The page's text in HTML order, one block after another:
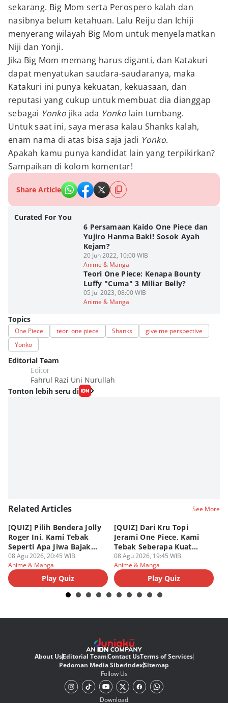
sekarang. Big Mom serta Perospero kalah dan
nasibnya belum ketahuan. Lalu Reiju dan Ichiji
menyerang wilayah Big Mom untuk menyelamatkan
Niji dan Yonji.
Jika Big Mom memang harus diganti, dan Katakuri
dapat menyatukan saudara-saudaranya, maka
Katakuri ini punya kekuatan, kekuasaan, dan
reputasi yang cukup untuk membuat dia dianggap
sebagai Yonko jika ada Yonko lain tumbang.
Untuk saat ini, saya merasa kalau Shanks kalah,
enam nama di atas bisa saja jadi Yonko.
Apakah kamu punya kandidat lain yang terpikirkan?
Sampaikan di kolom komentar!
Share Article
Curated For You
6 Persamaan Kaido One Piece dan
Yujiro Hanma Baki! Sosok Ayah
Kejam?
20 Jun 2022, 10:00 WIB
Anime & Manga
Teori One Piece: Kenapa Bounty
Luffy "Cuma" 3 Miliar Belly?
05 Jul 2023, 08:00 WIB
Anime & Manga
Topics
One Piece teori one piece Shanks
give me perspective
Yonko
Editorial Team
Editor
Fahrul Razi Uni Nurullah
Tonton lebih seru di
Related Articles See More
[QUIZ] Pilih Bendera Jolly
Roger Ini, Kami Tebak
Seperti Apa Jiwa Bajak
Laut Dalam Dirimu
08 Agu 2026, 20:45 WIB
Anime & Manga
Play Quiz
[QUIZ] Dari Kru Topi
Jerami One Piece, Kami
Tebak Seberapa Kuat
Mentalmu
08 Agu 2026, 19:45 WIB
Anime & Manga
Play Quiz
About UsEditorial TeamContact UsTerms of Services
Pedoman Media SiberIndexSitemap
Follow Us
Download